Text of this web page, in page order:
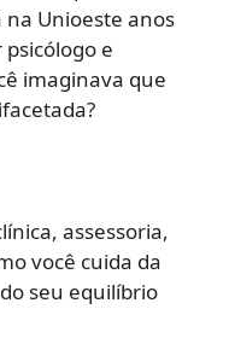
na Unioeste anos
e
imaginava que
assessoria,
você cuida da
seu equilíbrio